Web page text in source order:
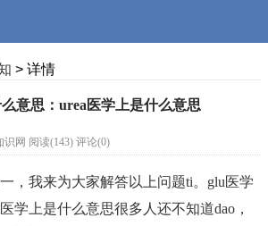
> 详情
意思：urea医学上是什么意思
识网 阅读(143) 评论(0)
，我来为大家解答以上问题ti。glu医学
学上是什么意思很多人还不知道dao，